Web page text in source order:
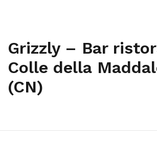
Grizzly – Bar
Colle della
(CN)